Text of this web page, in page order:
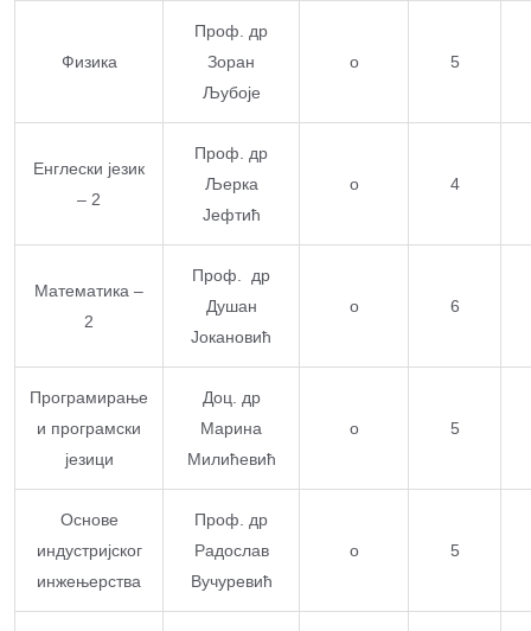
Физика
Проф. др
Зоран
Љубоје
о 5
Енглески језик
– 2
Проф. др
Љерка
Јефтић
о 4
Математика –
2
Проф. др
Душан
Јокановић
о 6
Програмирање
и програмски
језици
Доц. др
Марина
Милићевић
о 5
Основе
индустријског
инжењерства
Проф. др
Радослав
Вучуревић
о 5